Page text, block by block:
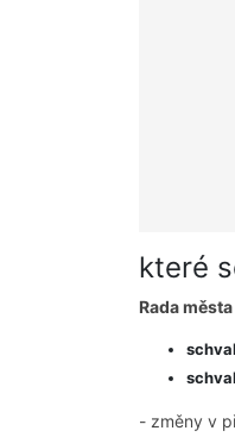
které
Rada
- změny v